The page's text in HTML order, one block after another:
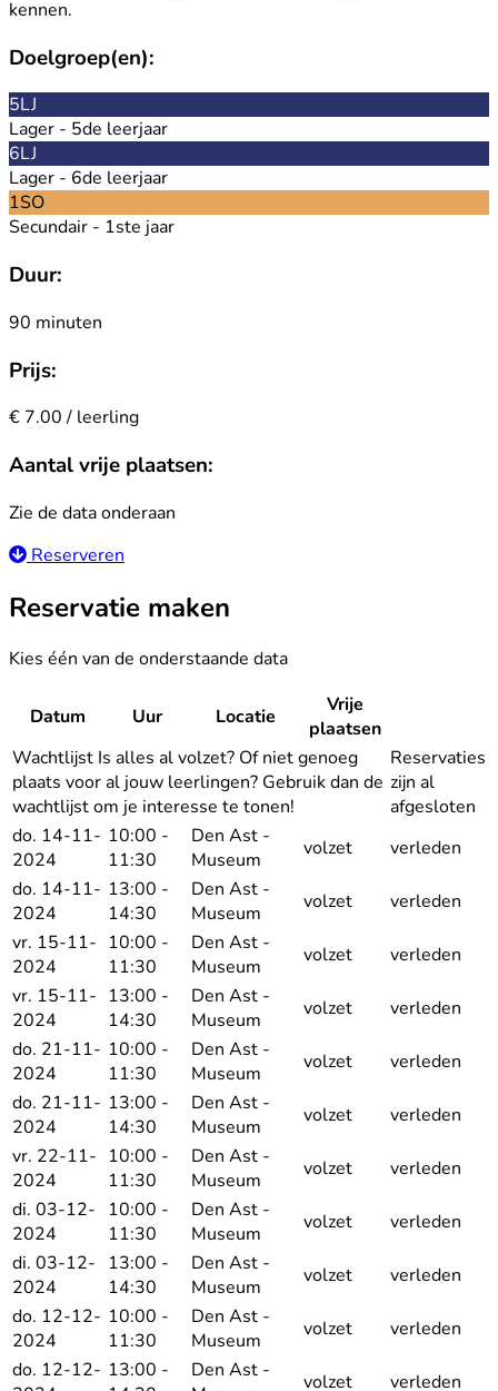
kennen.
Doelgroep(en):
5LJ
Lager - 5de leerjaar
6LJ
Lager - 6de leerjaar
1SO
Secundair - 1ste jaar
Duur:
90 minuten
Prijs:
€ 7.00 / leerling
Aantal vrije plaatsen:
Zie de data onderaan
Reserveren
Reservatie maken
Kies één van de onderstaande data
Datum Uur Locatie
Vrije
plaatsen
Wachtlijst Is alles al volzet? Of niet genoeg
plaats voor al jouw leerlingen? Gebruik dan de
wachtlijst om je interesse te tonen!
Reservaties
zijn al
afgesloten
do. 14-11-
2024
10:00 -
11:30
Den Ast -
Museum
volzet
verleden
do. 14-11-
2024
13:00 -
14:30
Den Ast -
Museum
volzet
verleden
vr. 15-11-
2024
10:00 -
11:30
Den Ast -
Museum
volzet
verleden
vr. 15-11-
2024
13:00 -
14:30
Den Ast -
Museum
volzet
verleden
do. 21-11-
2024
10:00 -
11:30
Den Ast -
Museum
volzet
verleden
do. 21-11-
2024
13:00 -
14:30
Den Ast -
Museum
volzet
verleden
vr. 22-11-
2024
10:00 -
11:30
Den Ast -
Museum
volzet
verleden
di. 03-12-
2024
10:00 -
11:30
Den Ast -
Museum
volzet
verleden
di. 03-12-
2024
13:00 -
14:30
Den Ast -
Museum
volzet
verleden
do. 12-12-
2024
10:00 -
11:30
Den Ast -
Museum
volzet
verleden
do. 12-12- 13:00 -
Den Ast -
volzet verleden